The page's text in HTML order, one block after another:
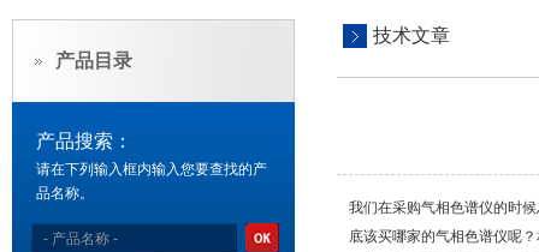
产品目录
产品搜索：
请在下列输入框内输入您要查找的产
品名称。
技术文章
我们在采购气相色谱仪的时
底该买哪家的气相色谱仪呢